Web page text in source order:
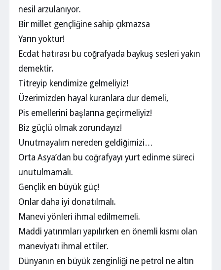
nesil arzulanıyor.
Bir millet gençliğine sahip çıkmazsa
Yarın yoktur!
Ecdat hatırası bu coğrafyada baykuş sesleri yakın
demektir.
Titreyip kendimize gelmeliyiz!
Üzerimizden hayal kuranlara dur demeli,
Pis emellerini başlarına geçirmeliyiz!
Biz güçlü olmak zorundayız!
Unutmayalım nereden geldiğimizi…
Orta Asya’dan bu coğrafyayı yurt edinme süreci
unutulmamalı.
Gençlik en büyük güç!
Onlar daha iyi donatılmalı.
Manevi yönleri ihmal edilmemeli.
Maddi yatırımları yapılırken en önemli kısmı olan
maneviyatı ihmal ettiler.
Dünyanın en büyük zenginliği ne petrol ne altın